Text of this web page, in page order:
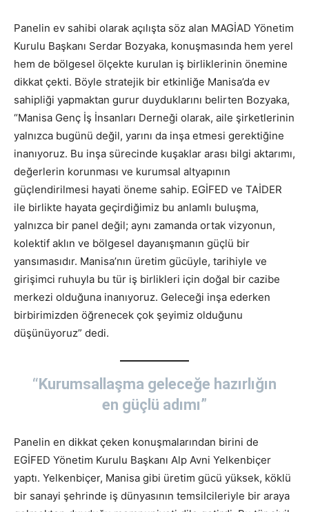
Panelin ev sahibi olarak açılışta söz alan MAGİAD Yönetim
Kurulu Başkanı Serdar Bozyaka, konuşmasında hem yerel
hem de bölgesel ölçekte kurulan iş birliklerinin önemine
dikkat çekti. Böyle stratejik bir etkinliğe Manisa’da ev
sahipliği yapmaktan gurur duyduklarını belirten Bozyaka,
“Manisa Genç İş İnsanları Derneği olarak, aile şirketlerinin
yalnızca bugünü değil, yarını da inşa etmesi gerektiğine
inanıyoruz. Bu inşa sürecinde kuşaklar arası bilgi aktarımı,
değerlerin korunması ve kurumsal altyapının
güçlendirilmesi hayati öneme sahip. EGİFED ve TAİDER
ile birlikte hayata geçirdiğimiz bu anlamlı buluşma,
yalnızca bir panel değil; aynı zamanda ortak vizyonun,
kolektif aklın ve bölgesel dayanışmanın güçlü bir
yansımasıdır. Manisa’nın üretim gücüyle, tarihiyle ve
girişimci ruhuyla bu tür iş birlikleri için doğal bir cazibe
merkezi olduğuna inanıyoruz. Geleceği inşa ederken
birbirimizden öğrenecek çok şeyimiz olduğunu
düşünüyoruz” dedi.
“Kurumsallaşma geleceğe hazırlığın
en güçlü adımı”
Panelin en dikkat çeken konuşmalarından birini de
EGİFED Yönetim Kurulu Başkanı Alp Avni Yelkenbiçer
yaptı. Yelkenbiçer, Manisa gibi üretim gücü yüksek, köklü
bir sanayi şehrinde iş dünyasının temsilcileriyle bir araya